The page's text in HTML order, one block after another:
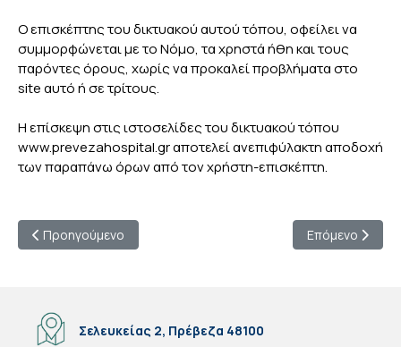
Ο επισκέπτης του δικτυακού αυτού τόπου, οφείλει να
συμμορφώνεται με το Νόμο, τα χρηστά ήθη και τους
παρόντες όρους, χωρίς να προκαλεί προβλήματα στο
site αυτό ή σε τρίτους.
Η επίσκεψη στις ιστοσελίδες του δικτυακού τόπου
www.prevezahospital.gr αποτελεί ανεπιφύλακτη αποδοχή
των παραπάνω όρων από τον χρήστη-επισκέπτη.
Προηγούμενο άρθρο: ΠΟΛΙΤΙΚΗ COOKIES
Προηγούμενο Επόμενο
Επόμενο
Σελευκείας 2, Πρέβεζα 48100